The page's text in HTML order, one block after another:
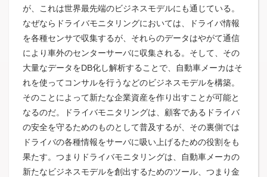
が、これは世界最先端のビジネスモデルにも通じている。
なぜならドライバモニタリングにおいては、ドライバ情報
を各種センサで収集するが、それらのデータはやがて通信
により車外のセンターサーバに収集される。そして、その
大量なデータをDB化し解析することで、自動車メーカはそ
れを使ってコンサルを行うなどのビジネスモデルを構築。
そのことによって新たな企業資産を作り出すことが可能と
なるのだ。ドライバモニタリングは、顧客であるドライバ
の安全を守るためのものとして普及するが、その裏側では
ドライバの各種情報をサーバに吸い上げるための役割をも
果たす。つまりドライバモニタリングは、自動車メーカの
新たなビジネスモデルを創出するためのツール、つまり金